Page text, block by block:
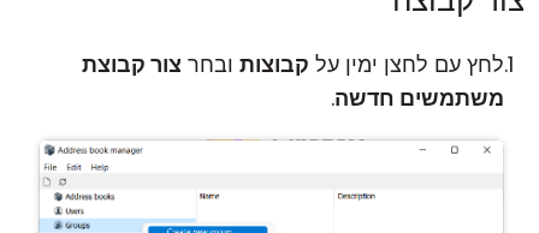
לחץ עם לחצן ימין על קבוצות ובחר צור קבוצת
משתמשים חדשה.